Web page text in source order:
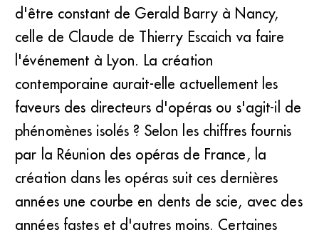
d'être constant de Gerald Barry à Nancy,
celle de Claude de Thierry Escaich va faire
l'événement à Lyon. La création
contemporaine aurait-elle actuellement les
faveurs des directeurs d'opéras ou s'agit-il de
phénomènes isolés ? Selon les chiffres fournis
par la Réunion des opéras de France, la
création dans les opéras suit ces dernières
années une courbe en dents de scie, avec des
années fastes et d'autres moins. Certaines